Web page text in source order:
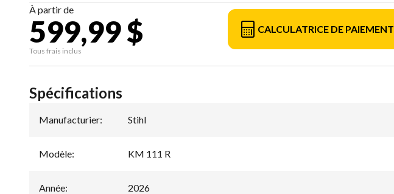
À partir de
599,99 $
Tous frais inclus
CALCULATRICE DE PAIEMENT
Spécifications
Manufacturier: Stihl
Modèle: KM 111 R
Année: 2026